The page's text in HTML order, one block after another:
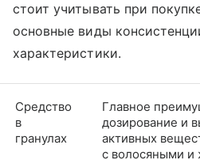
стоит учитывать при
основные виды
характеристики.
Средство
в
гранулах
Главное
дозирование и
активных
с волосяными